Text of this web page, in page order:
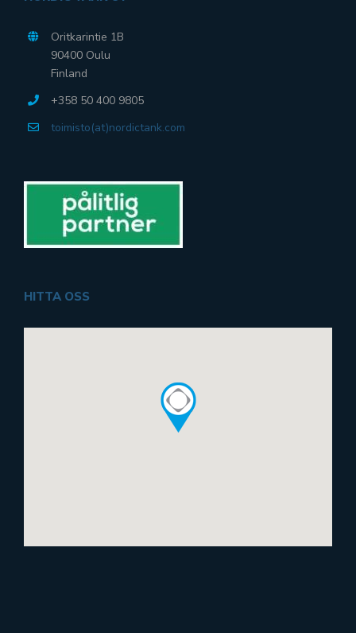
Oritkarintie 1B
90400 Oulu
Finland
+358 50 400 9805
toimisto(at)nordictank.com
HITTA OSS